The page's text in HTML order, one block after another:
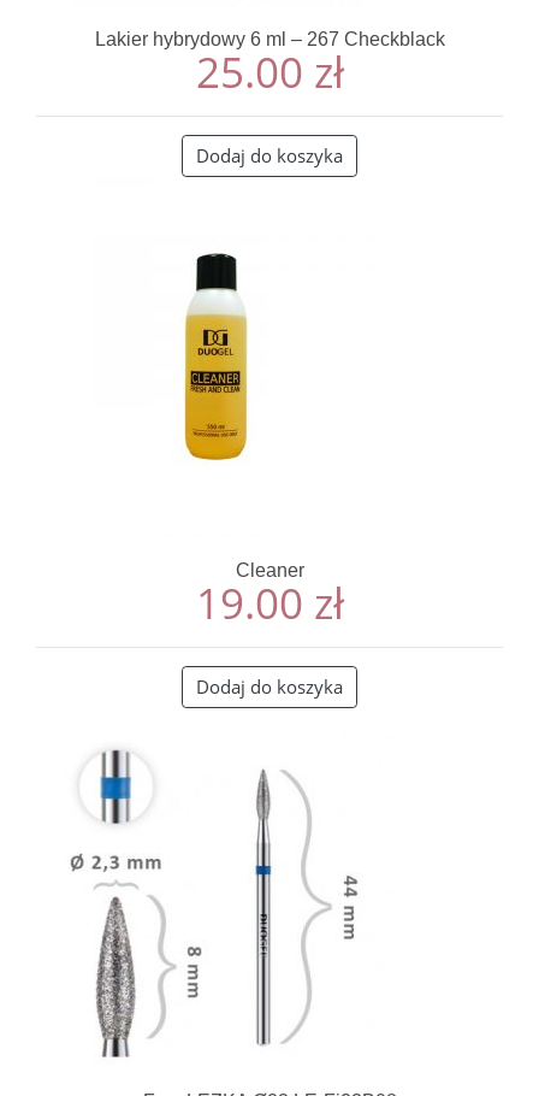
Lakier hybrydowy 6 ml – 267 Checkblack
25.00 zł
Dodaj do koszyka
Cleaner
19.00 zł
Dodaj do koszyka